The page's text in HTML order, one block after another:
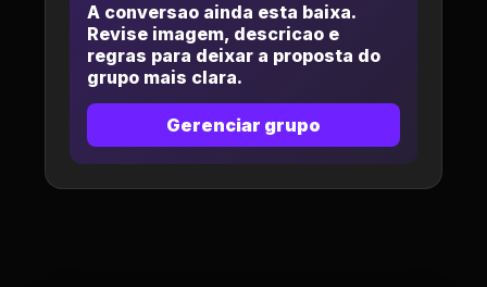
A conversao ainda esta baixa.
Revise imagem, descricao e
regras para deixar a proposta do
grupo mais clara.
Gerenciar grupo